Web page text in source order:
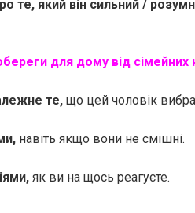
те, який він сильний /
для дому від сімейних
те, що цей чоловік
навіть якщо вони не смішні.
як ви на щось реагуєте.